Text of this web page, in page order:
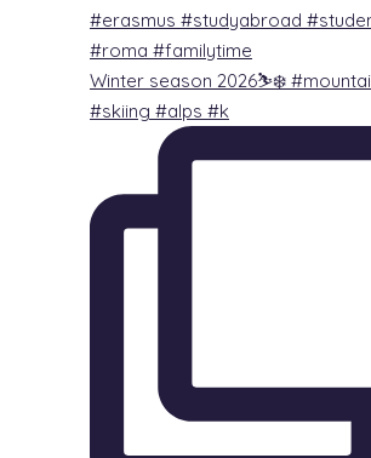
Winter season 2026⛷️❄️
#skiing #alps #k